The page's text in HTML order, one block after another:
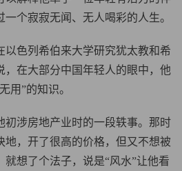
个寂寂无闻、无人喝彩的人生。
以色列希伯来大学研究犹太教和希
，在大部分中国年轻人的眼中，他
用”的知识。
初涉房地产业时的一段轶事。那时
地，开了很高的价格，但又不想被
想了个法子，说是“风水”让他看